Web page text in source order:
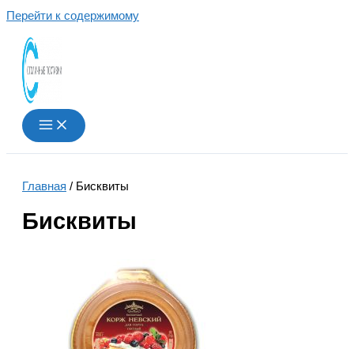
Перейти к содержимому
Главная / Бисквиты
Бисквиты